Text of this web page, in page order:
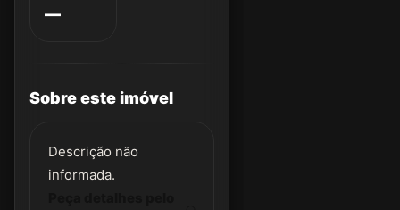
—
Sobre este imóvel
Descrição não
informada.